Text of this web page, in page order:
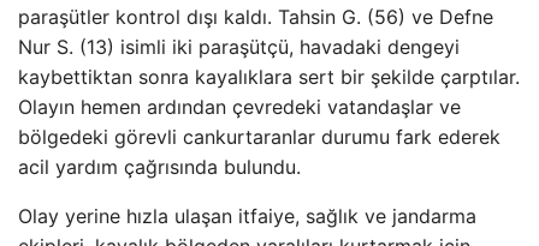
paraşütler kontrol dışı kaldı. Tahsin G. (56) ve Defne
Nur S. (13) isimli iki paraşütçü, havadaki dengeyi
kaybettiktan sonra kayalıklara sert bir şekilde çarptılar.
Olayın hemen ardından çevredeki vatandaşlar ve
bölgedeki görevli cankurtaranlar durumu fark ederek
acil yardım çağrısında bulundu.
Olay yerine hızla ulaşan itfaiye, sağlık ve jandarma